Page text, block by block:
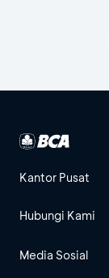
Kantor Pusat
Hubungi Kami
Media Sosial